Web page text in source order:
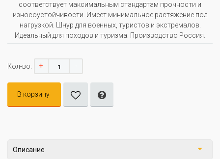
соответствует максимальным стандартам прочности и
износоустойчивости. Имеет минимальное растяжение под
нагрузкой. Шнур для военных, туристов и экстремалов.
Идеальный для походов и туризма. Производство Россия.
Кол-во: + -
В корзину
Описание